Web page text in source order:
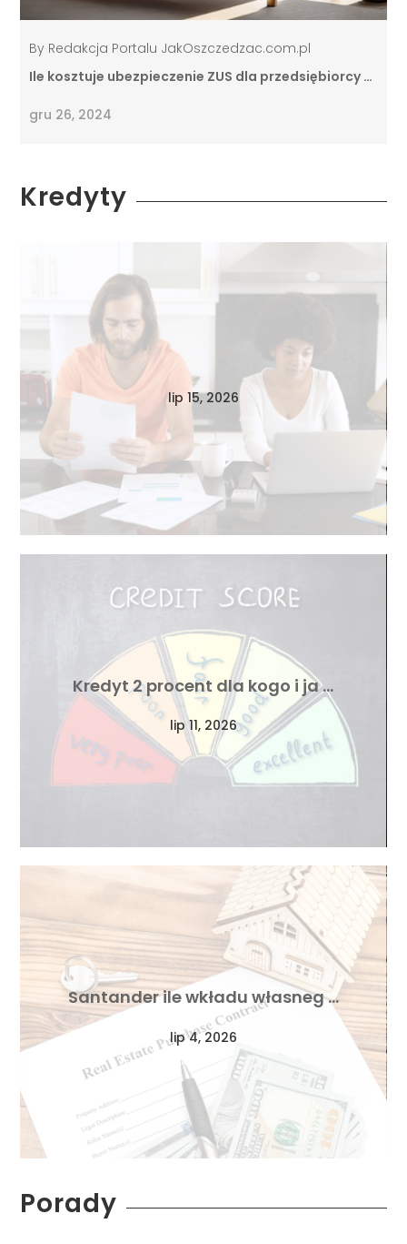
By Redakcja Portalu JakOszczedzac.com.pl
Ile kosztuje ubezpieczenie ZUS dla przedsiębiorcy …
gru 26, 2024
Kredyty
lip 15, 2026
Kredyt 2 procent dla kogo i ja …
lip 11, 2026
Santander ile wkładu własneg …
lip 4, 2026
Porady